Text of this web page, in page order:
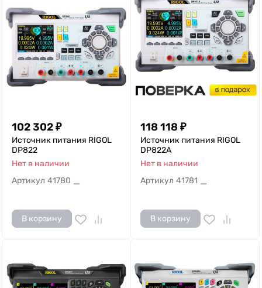
102 302₽
Источник питания RIGOL
DP822
Нет в наличии
Артикул 41780 —
В корзину
118 118 ₽
Источник питания RIGOL
DP822A
Нет в наличии
Артикул 41781 —
В корзину